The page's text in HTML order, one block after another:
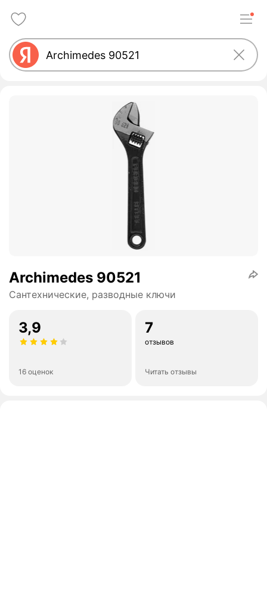
Archimedes 90521
Сантехнические, разводные ключи
3,9
16 оценок
7
отзывов
Читать отзывы